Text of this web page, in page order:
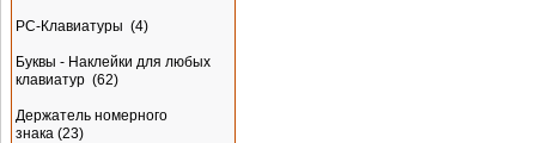
PC-Клавиатуры (4)
Буквы - Наклейки для любых
клавиатур (62)
Держатель номерного
знака (23)